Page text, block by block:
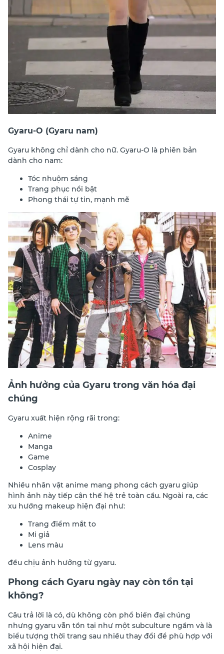
Gyaru-O (Gyaru nam)
Gyaru không chỉ dành cho nữ. Gyaru-O là phiên bản
dành cho nam:
Tóc nhuộm sáng
Trang phục nổi bật
Phong thái tự tin, mạnh mẽ
Ảnh hưởng của Gyaru trong văn hóa đại
chúng
Gyaru xuất hiện rộng rãi trong:
Anime
Manga
Game
Cosplay
Nhiều nhân vật anime mang phong cách gyaru giúp
hình ảnh này tiếp cận thế hệ trẻ toàn cầu. Ngoài ra, các
xu hướng makeup hiện đại như:
Trang điểm mắt to
Mi giả
Lens màu
đều chịu ảnh hưởng từ gyaru.
Phong cách Gyaru ngày nay còn tồn tại
không?
Câu trả lời là có, dù không còn phổ biến đại chúng
nhưng gyaru vẫn tồn tại như một subculture ngầm và là
biểu tượng thời trang sau nhiều thay đổi để phù hợp với
xã hội hiện đại.